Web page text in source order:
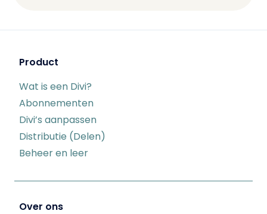
Product
Wat is een Divi?
Abonnementen
Divi’s aanpassen
Distributie (Delen)
Beheer en leer
Over ons